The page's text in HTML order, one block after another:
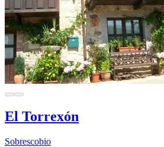
El Torrexón
Sobrescobio